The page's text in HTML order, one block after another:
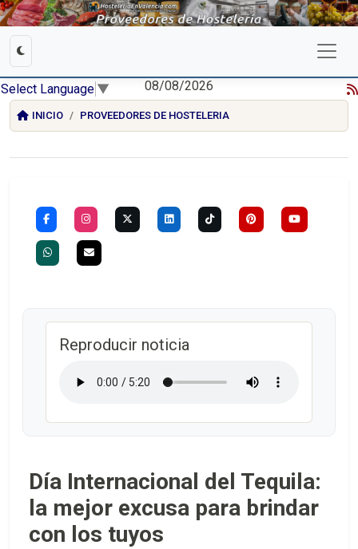
Select Language ▼ 08/08/2026
INICIO PROVEEDORES DE HOSTELERIA
Reproducir noticia
Día Internacional del Tequila:
la mejor excusa para brindar
con los tuyos